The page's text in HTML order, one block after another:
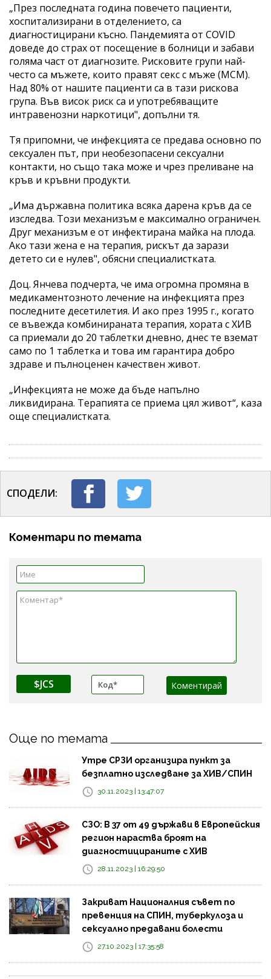
„През последната година повечето пациенти,
хоспитализирани в отделението, са
диагностицирани късно. Пандемията от COVID
доведе до страх от посещение в болници и забави
голяма част от диагнозите. Рисковите групи най-
често са мъжете, които правят секс с мъже (МСМ).
Над 80% от нашите пациенти са в тази рискова
група. Във висок риск са и употребяващите
интравенозни наркотици", допълни тя.
Тя припомни, че инфекцията се предава основно по
сексуален път, при необезопасени сексуални
контакти, но също така може и чрез преливане на
кръв и кръвни продукти.
„Има държавна политика всяка дарена кръв да се
изследва. Този механизъм е максимално ограничен.
Друг механизъм е от инфектирана майка на плода.
Ако тази жена е на терапия, рискът да зарази
детето си е нулев", обясни специалистката.
Доц. Янчева подчерта, че има огромна промяна в
медикаментозното лечение на инфекцията през
последните десетилетия. И ако през 1995 г., когато
се въвежда комбинираната терапия, хората с ХИВ
са приемали до 20 таблетки дневно, днес те вземат
само по 1 таблетка и това им гарантира добро
здраве и пълноценен качествен живот.
„Инфекцията не може да бъде напълно
ликвидирана. Терапията се приема цял живот“, каза
още специалистката.
СПОДЕЛИ:
Коментари по темата
$JCS
Още по темата
Утре СРЗИ организира пункт за
безплатно изследване за ХИВ/СПИН
30.11.2023 | 13:47:07
СЗО: В 37 от 49 държави в Европейския
регион нараства броят на
диагностицираните с ХИВ
28.11.2023 | 16:29:50
Закриват Националния съвет по
превенция на СПИН, туберкулоза и
сексуално предавани болести
27.10.2023 | 17:35:58